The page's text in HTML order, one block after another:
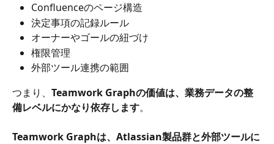
Confluenceのページ構造
決定事項の記録ルール
オーナーやゴールの紐づけ
権限管理
外部ツール連携の範囲
つまり、 Teamwork Graphの価値は、業務データの整
備レベルにかなり依存します。
Teamwork Graphは、Atlassian製品群と外部ツールに